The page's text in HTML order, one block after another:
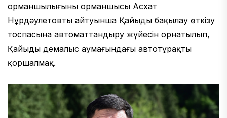
орманшылығының орманшысы Асхат
Нұрдәулетовтың айтуынша Қайыңды бақылау өткізу
тоспасына автоматтандыру жүйесін орнатылып,
Қайыңды демалыс аумағындағы автотұрақты
қоршалмақ.